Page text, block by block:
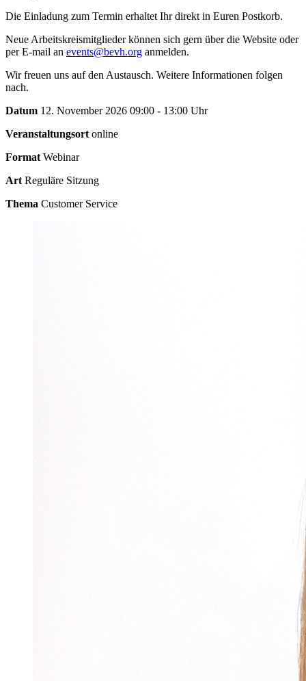
Die Einladung zum Termin erhaltet Ihr direkt in Euren Postkorb.
Neue Arbeitskreismitglieder können sich gern über die Website oder
per E-mail an events@bevh.org anmelden.
Wir freuen uns auf den Austausch. Weitere Informationen folgen
nach.
Datum 12. November 2026 09:00 - 13:00 Uhr
Veranstaltungsort online
Format Webinar
Art Reguläre Sitzung
Thema Customer Service